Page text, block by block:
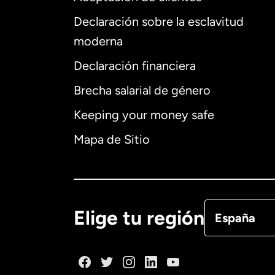
Declaración sobre la esclavitud
moderna
Declaración financiera
Brecha salarial de género
Keeping your money safe
Mapa de Sitio
Elige tu región España
Internacional
Alemania